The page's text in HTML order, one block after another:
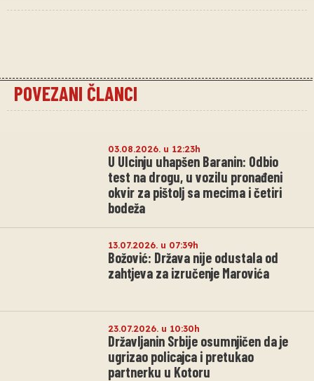
POVEZANI ČLANCI
03.08.2026. u 12:23h
U Ulcinju uhapšen Baranin: Odbio
test na drogu, u vozilu pronađeni
okvir za pištolj sa mecima i četiri
bodeža
13.07.2026. u 07:39h
Božović: Država nije odustala od
zahtjeva za izručenje Marovića
23.07.2026. u 10:30h
Državljanin Srbije osumnjičen da je
ugrizao policajca i pretukao
partnerku u Kotoru